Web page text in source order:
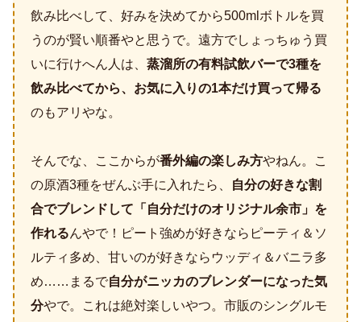
飲み比べして、好みを決めてから500mlボトルを買
うのが賢い順番やと思うで。遠方でしょっちゅう買
いに行けへん人は、 蒸溜所の有料試飲バーで3種を
飲み比べてから、お気に入りの1本だけ買って帰る
のもアリやな。
そんでな、ここからが番外編の楽しみ方やねん。こ
の原酒3種をぜんぶ手に入れたら、
自分の好きな割
合でブレンドして「自分だけのオリジナル余市」を
作れるんやで！ピート強めが好きならピーティ＆ソ
ルティ多め、甘いのが好きならウッディ＆バニラ多
め……まるで自分がニッカのブレンダーになった気
分やで。これは絶対楽しいやつ。市販のシングルモ